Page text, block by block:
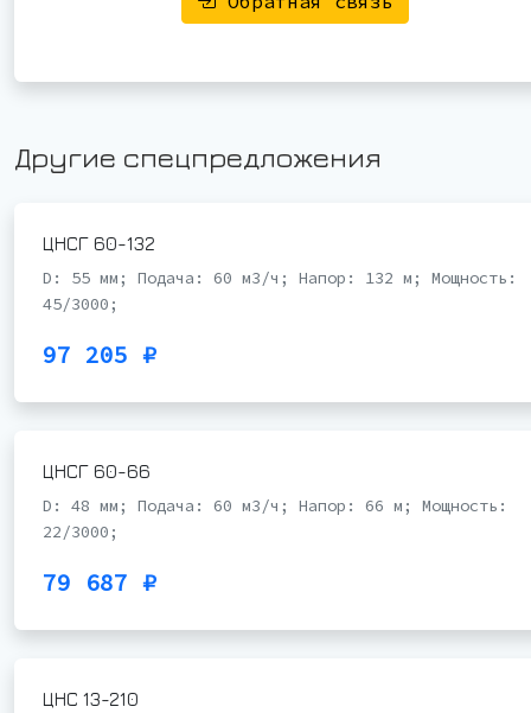
Другие спецпредложения
ЦНСГ 60-132
D: 55 мм; Подача: 60 м3/ч; Напор: 132 м; Мощность:
45/3000;
97 205 ₽
ЦНСГ 60-66
D: 48 мм; Подача: 60 м3/ч; Напор: 66 м; Мощность:
22/3000;
79 687 ₽
ЦНС 13-210